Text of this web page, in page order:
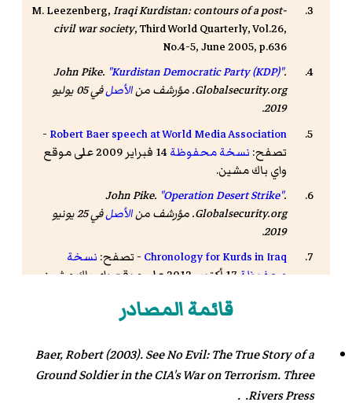
M. Leezenberg,Iraqi Kurdistan: contours of a post-
civil war society, Third World Quarterly, Vol.26,
No.4-5, June 2005, p.636
John Pike. "Kurdistan Democratic Party (KDP)".
Globalsecurity.org. مؤرشف من
الأصل
في 05 يوليو
2019
.
Robert Baer speech at World Media Association
-
تصفح: نسخة محفوظة
14 فبراير 2009 على موقع
واي باك مشين.
John Pike. "Operation Desert Strike".
Globalsecurity.org. مؤرشف من
الأصل
في 25 يونيو
2019
.
Chronology for Kurds in Iraq - تصفح: نسخة
محفوظة17 أكتوبر 2012 على موقع واي باك مشين.
"Patriotic Union of Kurdistan (PUK)"
Globalsecurity.org. مؤرشف من
الأصل
"Kurdish Agreement Signals New U.S. Commitment -
The Washington Institute for Near East Policy".
Thewashingtoninstitute.org. September 29, 1998.
مؤرشف من
قائمة المصادر
Baer, Robert (2003).See No Evil: The True Story of a
Ground Soldier in the CIA's War on Terrorism. Three
Rivers Press. .